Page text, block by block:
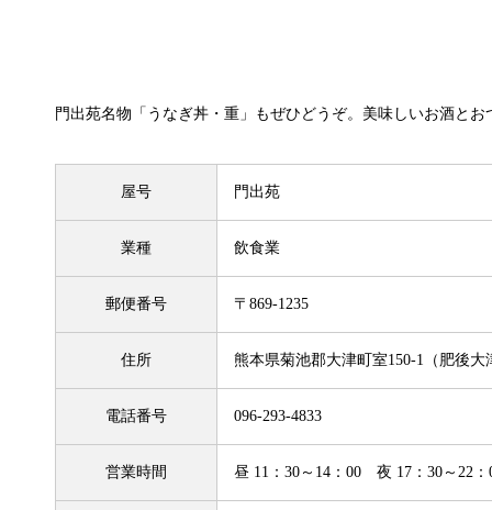
門出苑名物「うなぎ丼・重」もぜひどうぞ。美味しいお酒と
屋号 門出苑
業種 飲食業
郵便番号 〒869-1235
住所 熊本県菊池郡大津町室150-1（肥後大
電話番号 096-293-4833
営業時間 昼 11：30～14：00 夜 17：30～22：